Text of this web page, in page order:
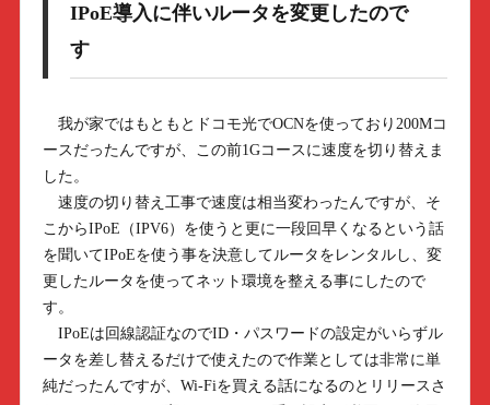
IPoE導入に伴いルータを変更したので
す
我が家ではもともとドコモ光でOCNを使っており200Mコ
ースだったんですが、この前1Gコースに速度を切り替えま
した。
速度の切り替え工事で速度は相当変わったんですが、そ
こからIPoE（IPV6）を使うと更に一段回早くなるという話
を聞いてIPoEを使う事を決意してルータをレンタルし、変
更したルータを使ってネット環境を整える事にしたので
す。
IPoEは回線認証なのでID・パスワードの設定がいらずル
ータを差し替えるだけで使えたので作業としては非常に単
純だったんですが、Wi-Fiを買える話になるのとリリースさ